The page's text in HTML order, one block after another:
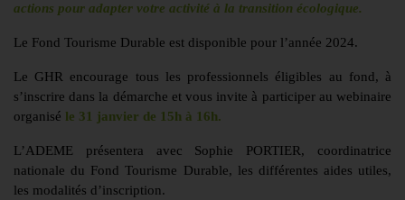
actions pour adapter votre activité à la transition écologique.
Le Fond Tourisme Durable est disponible pour l’année 2024.
Le GHR encourage tous les professionnels éligibles au fond, à
s’inscrire dans la démarche et vous invite à participer au webinaire
organisé le 31 janvier de 15h à 16h.
L’ADEME présentera avec Sophie PORTIER, coordinatrice
nationale du Fond Tourisme Durable, les différentes aides utiles,
les modalités d’inscription.